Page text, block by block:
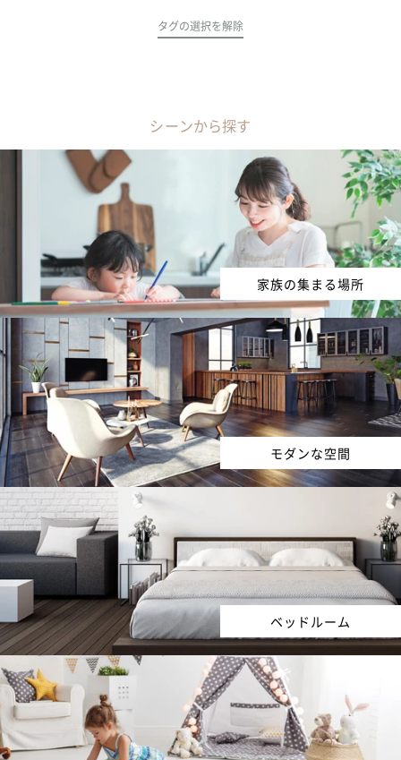
タグの選択を解除
シーンから探す
家族の集まる場所
モダンな空間
ベッドルーム